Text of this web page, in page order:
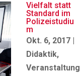
Vielfalt statt
Standard im
Polizeistudiu
m
Okt. 6, 2017 |
Didaktik,
Veranstaltung